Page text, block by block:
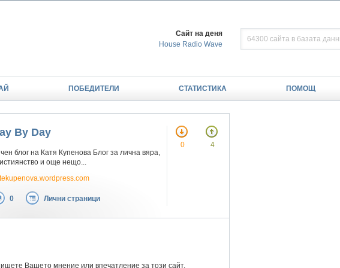
Сайт на деня
House Radio Wave
ПОБЕДИТЕЛИ СТАТИСТИКА ПОМОЩ
By Day
блог на Катя Купенова Блог за лична вяра,
и още нещо...
0 Лични страници
0 4
Вашето мнение или впечатление за този сайт.